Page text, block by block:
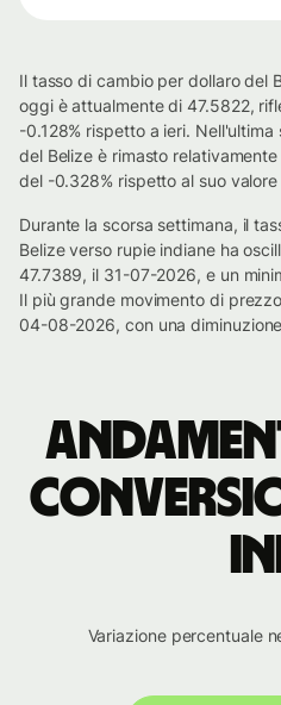
Il tasso di cambio per dollaro del
oggi è attualmente di 47.5822,
-0.128% rispetto a ieri.
del Belize è rimasto
del -0.328% rispetto al suo
Durante la scorsa settimana, il
Belize verso rupie indiane ha
47.7389, il 31-07-2026, e un
Il più grande movimento di
04-08-2026, con una
Variazione percentuale